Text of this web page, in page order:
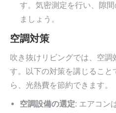
す。気密測定を行い、隙
ましょう。
空調対策
吹き抜けリビングでは、空調
す。以下の対策を講じるこ
ら、光熱費を節約できます。
空調設備の選定: エアコン